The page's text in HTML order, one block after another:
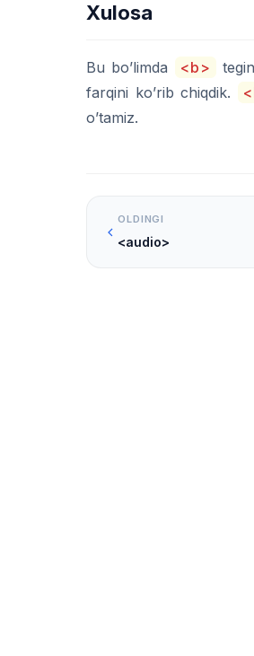
Xulosa
Bu bo’limda <b>
farqini ko’rib chiqdik.
o’tamiz.
OLDINGI
<audio>